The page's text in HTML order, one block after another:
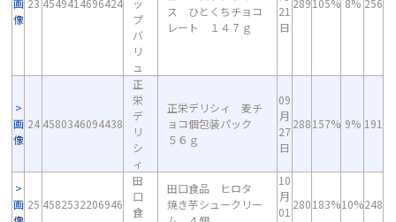
画
像
23 4549414696424
ッ
プ
バ
リ
ュ
ス ひとくちチョコ
レート １４７ｇ
21
日
289105% 8% 256
画
像
24 4580346094438
正
栄
デ
リ
シ
ィ
正栄デリシィ 麦チ
ョコ個包装パック
５６ｇ
09
月
27
日
288157% 9% 191
画 25 4582532206946
田
口
食
田口食品 ヒロタ
焼き芋シュークリー
10
月
01
280183%10%248